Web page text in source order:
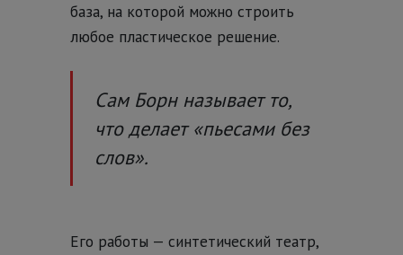
база, на которой можно строить
любое пластическое решение.
Сам Борн называет то,
что делает «пьесами без
слов».
Его работы — синтетический театр,